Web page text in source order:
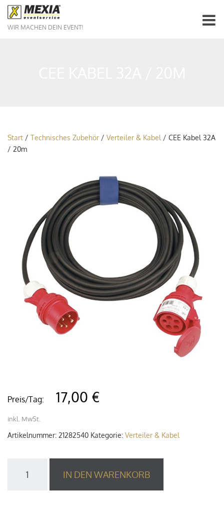
WIR MACHEN DEIN EVENT!
Start / Technisches Zubehör / Verteiler & Kabel / CEE Kabel 32A
/ 20m
Preis/Tag: 17,00 €
inkl. MwSt.
Artikelnummer: 21282540 Kategorie: Verteiler & Kabel
IN DEN WARENKORB